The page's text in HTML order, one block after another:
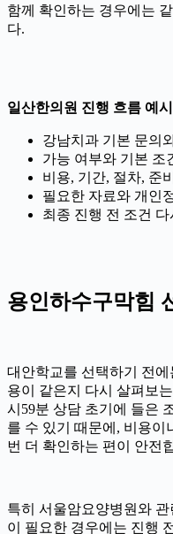
함께 확인하는 경우에는
다.
일산한의원 진행 흐름 예
강남치과 기본 문의
가능 여부와 기본 조
비용, 기간, 절차, 준
필요한 자료와 개인
최종 진행 전 조건 다
용인하수구막힘
대안학교를 선택하기 전
용이 같은지 다시 살펴보
시59분 상담 초기에 들은
를 수 있기 때문에, 비용이
번 더 확인하는 편이 안전
특히 서울암요양병원와
이 필요한 경우에는 진행